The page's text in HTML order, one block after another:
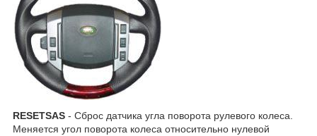
RESETSAS - Сброс датчика угла поворота рулевого колеса.
Меняется угол поворота колеса относительно нулевой